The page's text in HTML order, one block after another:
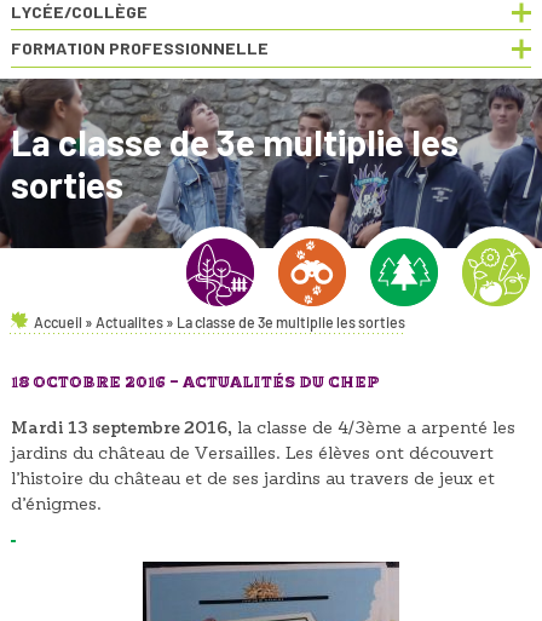
LYCÉE/COLLÈGE
FORMATION PROFESSIONNELLE
La classe de 3e multiplie les
sorties
AMÉNAGEMENTS PAYSAGERS
NATURE & ENVIRONNEMENT
FORÊT
Accueil »Actualites » La classe de 3e multiplie les sorties
18 OCTOBRE 2016 - ACTUALITÉS DU CHEP
Mardi 13 septembre 2016, la classe de 4/3ème a arpenté les
jardins du château de Versailles. Les élèves ont découvert
l’histoire du château et de ses jardins au travers de jeux et
d’énigmes.